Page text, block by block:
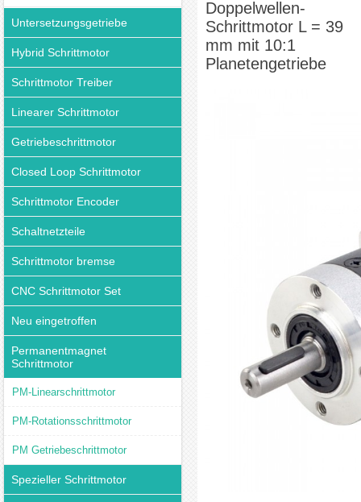
Untersetzungsgetriebe
Hybrid Schrittmotor
Schrittmotor Treiber
Linearer Schrittmotor
Getriebeschrittmotor
Closed Loop Schrittmotor
Schrittmotor Encoder
Schaltnetzteile
Schrittmotor bremse
CNC Schrittmotor Set
Neu eingetroffen
Permanentmagnet
Schrittmotor
PM-Linearschrittmotor
PM-Rotationsschrittmotor
PM Getriebeschrittmotor
Spezieller Schrittmotor
Doppelwellen-
Schrittmotor L = 39
mm mit 10:1
Planetengetriebe